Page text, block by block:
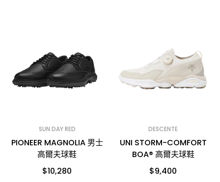
SUN DAY RED
PIONEER MAGNOLIA 男士
高爾夫球鞋
$10,280
DESCENTE
UNI STORM-COMFORT
BOA® 高爾夫球鞋
$9,400